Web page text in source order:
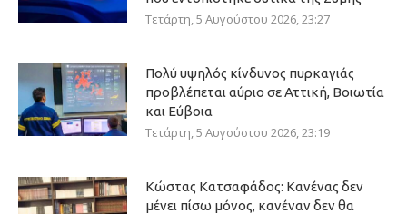
Τετάρτη, 5 Αυγούστου 2026, 23:27
Πολύ υψηλός κίνδυνος πυρκαγιάς
προβλέπεται αύριο σε Αττική, Βοιωτία
και Εύβοια
Τετάρτη, 5 Αυγούστου 2026, 23:19
Κώστας Κατσαφάδος: Κανένας δεν
μένει πίσω μόνος, κανέναν δεν θα